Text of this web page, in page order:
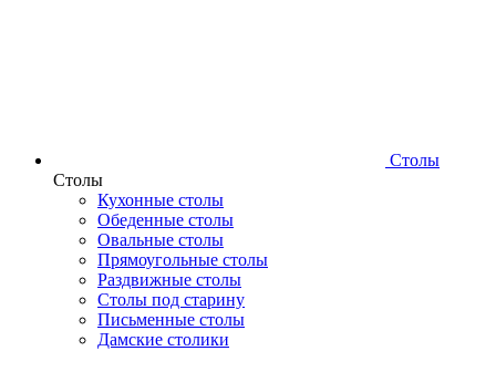
Столы
Столы
Кухонные столы
Обеденные столы
Овальные столы
Прямоугольные столы
Раздвижные столы
Столы под старину
Письменные столы
Дамские столики